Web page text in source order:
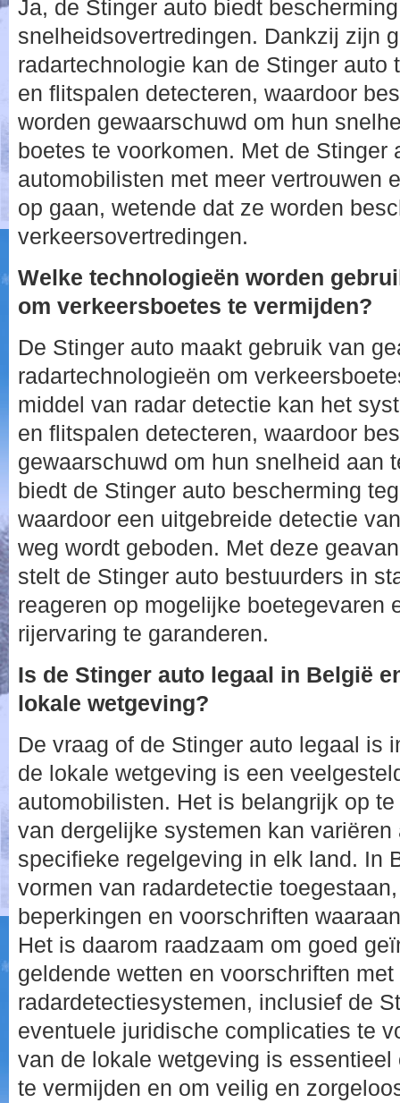
Ja, de Stinger auto biedt
snelheidsovertredingen. Dankzij zijn
radartechnologie kan de Stinger auto
en flitspalen detecteren, waardoor
worden gewaarschuwd om hun
boetes te voorkomen. Met de Stinger
automobilisten met meer vertrouwen
op gaan, wetende dat ze worden
verkeersovertredingen.
Welke technologieën worden
om verkeersboetes te vermijden?
De Stinger auto maakt gebruik van
radartechnologieën om
middel van radar detectie kan het
en flitspalen detecteren, waardoor
gewaarschuwd om hun snelheid aan
biedt de Stinger auto bescherming
waardoor een uitgebreide detectie
weg wordt geboden. Met deze
stelt de Stinger auto bestuurders in
reageren op mogelijke boetegevaren
rijervaring te garanderen.
Is de Stinger auto legaal in België
lokale wetgeving?
De vraag of de Stinger auto legaal is
de lokale wetgeving is een
automobilisten. Het is belangrijk op
van dergelijke systemen kan
specifieke regelgeving in elk land. In
vormen van radardetectie
beperkingen en voorschriften
Het is daarom raadzaam om goed
geldende wetten en voorschriften
radardetectiesystemen, inclusief de
eventuele juridische complicaties te
van de lokale wetgeving is
te vermijden en om veilig en